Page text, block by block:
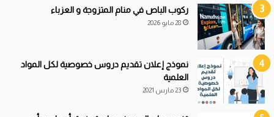
ركوب الباص في منام المتزوجة و العزباء
28 مايو 2026
نموذج إعلان تقديم دروس خصوصية لكل المواد
العلمية
23 مارس 2021